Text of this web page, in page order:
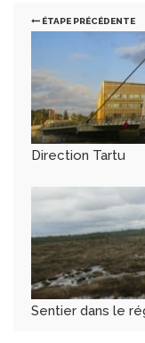
ÉTAPE PRÉCÉDENTE
Direction Tartu
Sentier dans le